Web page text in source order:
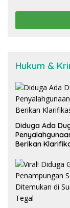
Hukum &
Diduga Ada
Berikan